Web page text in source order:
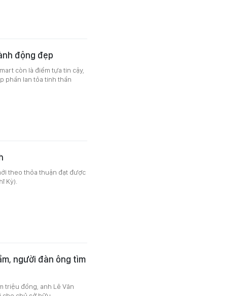
động đẹp
còn là điểm tựa tin cậy,
phần lan tỏa tinh thần
theo thỏa thuận đạt được
Kỳ).
người đàn ông tìm
triệu đồng, anh Lê Văn